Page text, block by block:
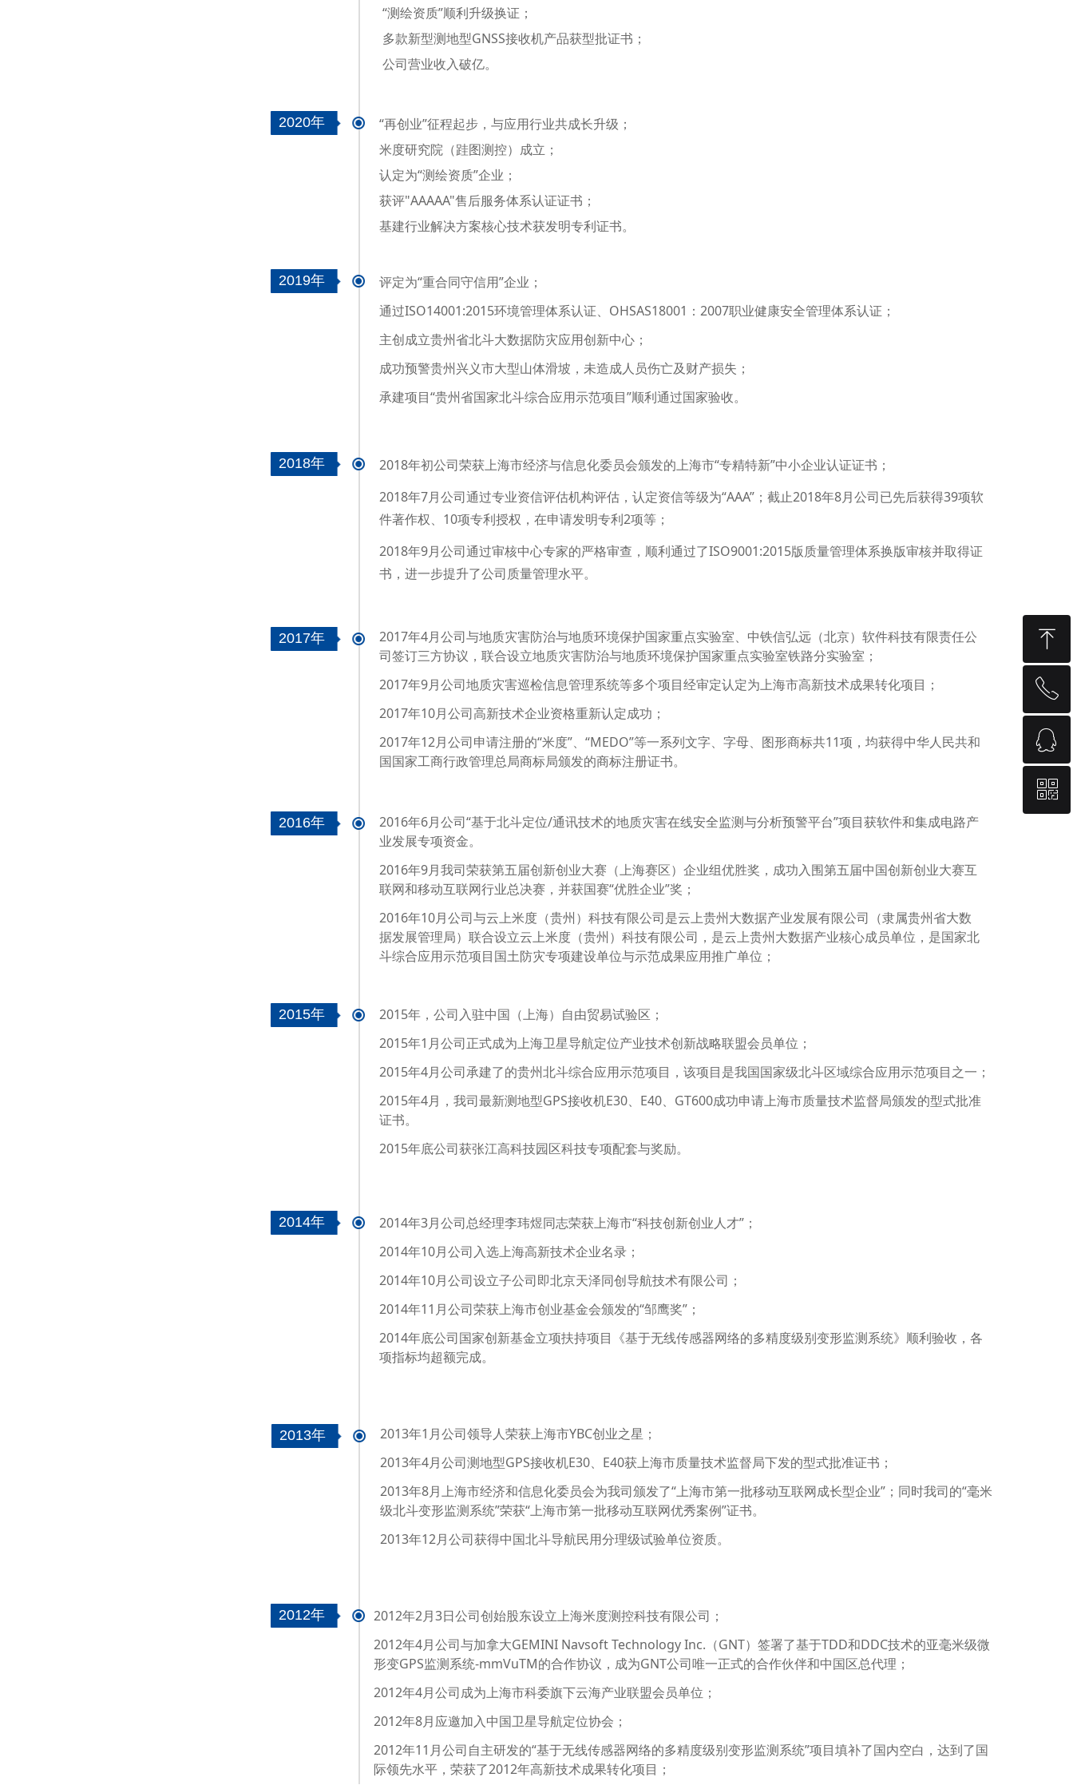
“测绘资质”顺利升级换证；
多款新型测地型GNSS接收机产品获型批证书；
公司营业收入破亿。
“再创业”征程起步，与应用行业共成长升级；
米度研究院（跬图测控）成立；
认定为“测绘资质”企业；
获评"AAAAA"售后服务体系认证证书；
基建行业解决方案核心技术获发明专利证书。
2020年
评定为“重合同守信用”企业；
通过ISO14001:2015环境管理体系认证、OHSAS18001：2007职业健康安全管理体系认证；
主创成立贵州省北斗大数据防灾应用创新中心；
成功预警贵州兴义市大型山体滑坡，未造成人员伤亡及财产损失；
承建项目“贵州省国家北斗综合应用示范项目”顺利通过国家验收。
2019年
2018年初公司荣获上海市经济与信息化委员会颁发的上海市“专精特新”中小企业认证证书；
2018年7月公司通过专业资信评估机构评估，认定资信等级为“AAA”；截止2018年8月公司已先后获得39项软
件著作权、10项专利授权，在申请发明专利2项等；
2018年9月公司通过审核中心专家的严格审查，顺利通过了ISO9001:2015版质量管理体系换版审核并取得证
书，进一步提升了公司质量管理水平。
2018年
2017年4月公司与地质灾害防治与地质环境保护国家重点实验室、中铁信弘远（北京）软件科技有限责任公
司签订三方协议，联合设立地质灾害防治与地质环境保护国家重点实验室铁路分实验室；
2017年9月公司地质灾害巡检信息管理系统等多个项目经审定认定为上海市高新技术成果转化项目；
2017年10月公司高新技术企业资格重新认定成功；
2017年12月公司申请注册的“米度”、“MEDO”等一系列文字、字母、图形商标共11项，均获得中华人民共和
国国家工商行政管理总局商标局颁发的商标注册证书。
2017年
2016年6月公司“基于北斗定位/通讯技术的地质灾害在线安全监测与分析预警平台”项目获软件和集成电路产
业发展专项资金。
2016年9月我司荣获第五届创新创业大赛（上海赛区）企业组优胜奖，成功入围第五届中国创新创业大赛互
联网和移动互联网行业总决赛，并获国赛“优胜企业”奖；
2016年10月公司与云上米度（贵州）科技有限公司是云上贵州大数据产业发展有限公司（隶属贵州省大数
据发展管理局）联合设立云上米度（贵州）科技有限公司，是云上贵州大数据产业核心成员单位，是国家北
斗综合应用示范项目国土防灾专项建设单位与示范成果应用推广单位；
2016年
2012年2月3日公司创始股东设立上海米度测控科技有限公司；
2012年4月公司与加拿大GEMINI Navsoft Technology Inc.（GNT）签署了基于TDD和DDC技术的亚毫米级微
形变GPS监测系统-mmVuTM的合作协议，成为GNT公司唯一正式的合作伙伴和中国区总代理；
2012年4月公司成为上海市科委旗下云海产业联盟会员单位；
2012年8月应邀加入中国卫星导航定位协会；
2012年11月公司自主研发的“基于无线传感器网络的多精度级别变形监测系统”项目填补了国内空白，达到了国
际领先水平，荣获了2012年高新技术成果转化项目；
2015年，公司入驻中国（上海）自由贸易试验区；
2015年1月公司正式成为上海卫星导航定位产业技术创新战略联盟会员单位；
2015年4月公司承建了的贵州北斗综合应用示范项目，该项目是我国国家级北斗区域综合应用示范项目之一；
2015年4月，我司最新测地型GPS接收机E30、E40、GT600成功申请上海市质量技术监督局颁发的型式批准
证书。
2015年底公司获张江高科技园区科技专项配套与奖励。
2015年
2014年3月公司总经理李玮煜同志荣获上海市“科技创新创业人才”；
2014年10月公司入选上海高新技术企业名录；
2014年10月公司设立子公司即北京天泽同创导航技术有限公司；
2014年11月公司荣获上海市创业基金会颁发的“邹鹰奖”；
2014年底公司国家创新基金立项扶持项目《基于无线传感器网络的多精度级别变形监测系统》顺利验收，各
项指标均超额完成。
2014年
2013年1月公司领导人荣获上海市YBC创业之星；
2013年4月公司测地型GPS接收机E30、E40获上海市质量技术监督局下发的型式批准证书；
2013年8月上海市经济和信息化委员会为我司颁发了“上海市第一批移动互联网成长型企业”；同时我司的“毫米
级北斗变形监测系统”荣获“上海市第一批移动互联网优秀案例”证书。
2013年12月公司获得中国北斗导航民用分理级试验单位资质。
2013年
2012年
ꁸ
回到顶部
ꂅ
ꁗ
QQ客服
ꀥ